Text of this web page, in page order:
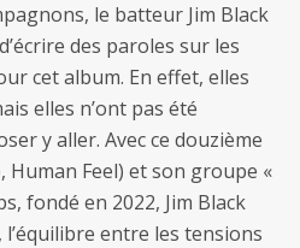
le batteur Jim Black
des paroles sur les
cet album. En effet, elles
elles n’ont pas été
y aller. Avec ce douzième
Human Feel) et son groupe «
fondé en 2022, Jim Black
entre les tensions